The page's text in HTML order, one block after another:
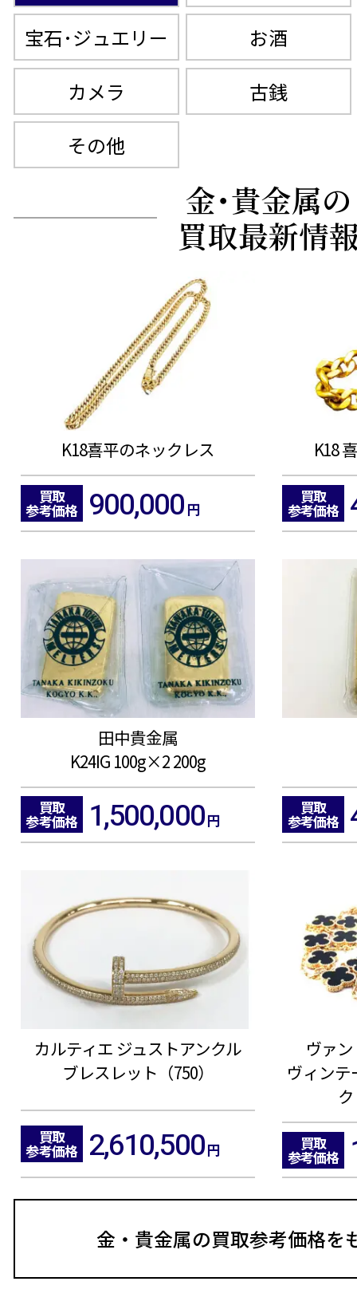
宝石･ジュエリー
お酒
カメラ
古銭
その他
金･貴金属の
買取最新情
K18喜平のネックレス
買取
参考価格 900,000 円
K18
買取
参考価格
田中貴金属
K24IG 100g×2 200g
買取
参考価格 1,500,000円
買取
参考価格
カルティエ ジュストアンクル
ブレスレット（750）
買取
参考価格 2,610,500円
ヴァ
ヴィンテ
買取
参考価格
金・貴金属の買取参考価格を